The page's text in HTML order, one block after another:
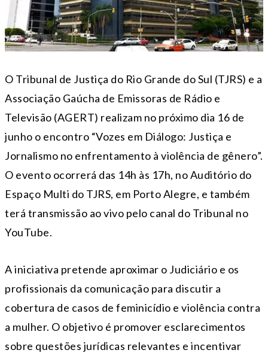
O Tribunal de Justiça do Rio Grande do Sul (TJRS) e a
Associação Gaúcha de Emissoras de Rádio e
Televisão (AGERT) realizam no próximo dia 16 de
junho o encontro “Vozes em Diálogo: Justiça e
Jornalismo no enfrentamento à violência de gênero”.
O evento ocorrerá das 14h às 17h, no Auditório do
Espaço Multi do TJRS, em Porto Alegre, e também
terá transmissão ao vivo pelo canal do Tribunal no
YouTube.
A iniciativa pretende aproximar o Judiciário e os
profissionais da comunicação para discutir a
cobertura de casos de feminicídio e violência contra
a mulher. O objetivo é promover esclarecimentos
sobre questões jurídicas relevantes e incentivar